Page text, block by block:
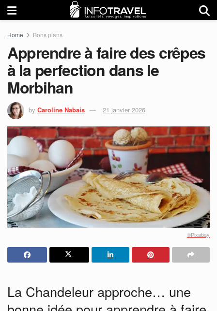
Home Bons plans
Apprendre à faire des crêpes
à la perfection dans le
Morbihan
by Caroline Nabais 21 janvier 2026
©Pixabay
La Chandeleur approche… une